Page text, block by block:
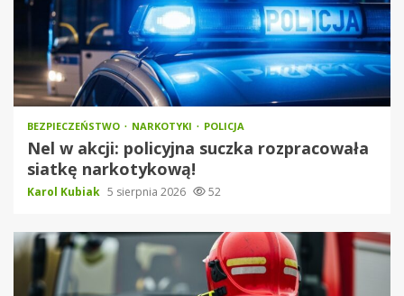
BEZPIECZEŃSTWO NARKOTYKI POLICJA
Nel w akcji: policyjna suczka rozpracowała
siatkę narkotykową!
Karol Kubiak 5 sierpnia 2026 52